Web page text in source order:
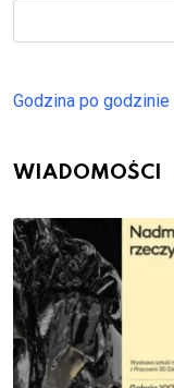
Godzina po godzinie
WIADOMOŚCI